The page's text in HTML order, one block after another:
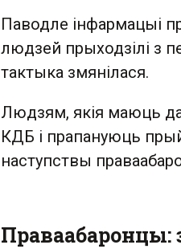
Паводле інфармацыі
людзей прыходзілі з
тактыка змянілася.
Людзям, якія маюць
КДБ і прапануюць
наступствы
Праваабаронцы: